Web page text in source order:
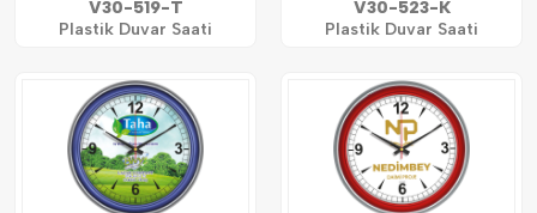
V30-519-T
Plastik Duvar Saati
V30-523-K
Plastik Duvar Saati